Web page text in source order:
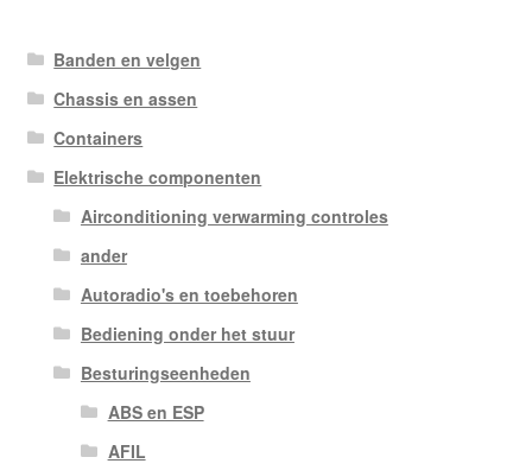
Banden en velgen
Chassis en assen
Containers
Elektrische componenten
Airconditioning verwarming controles
ander
Autoradio's en toebehoren
Bediening onder het stuur
Besturingseenheden
ABS en ESP
AFIL